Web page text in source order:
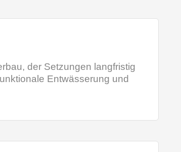
der Setzungen langfristig
Entwässerung und